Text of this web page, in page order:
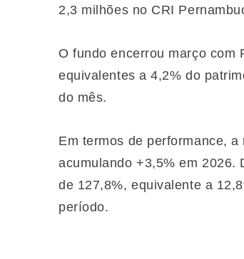
2,3 milhões no CRI
O fundo encerrou março com
equivalentes a 4,2% do
do mês.
Em termos de performance,
acumulando +3,5% em 2026.
de 127,8%, equivalente a
período.